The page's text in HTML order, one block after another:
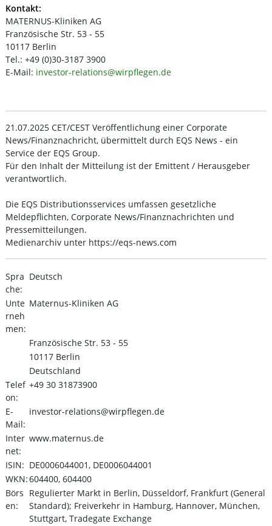
Kontakt:
MATERNUS-Kliniken AG
Französische Str. 53 - 55
10117 Berlin
Tel.: +49 (0)30-3187 3900
E-Mail: investor-relations@wirpflegen.de
21.07.2025 CET/CEST Veröffentlichung einer Corporate
News/Finanznachricht, übermittelt durch EQS News - ein
Service der EQS Group.
Für den Inhalt der Mitteilung ist der Emittent / Herausgeber
verantwortlich.
Die EQS Distributionsservices umfassen gesetzliche
Meldepflichten, Corporate News/Finanznachrichten und
Pressemitteilungen.
Medienarchiv unter https://eqs-news.com
Spra
che:
Deutsch
Unte
rneh
men:
Maternus-Kliniken AG
Französische Str. 53 - 55
10117 Berlin
Deutschland
Telef
on:
+49 30 31873900
E-
Mail:
investor-relations@wirpflegen.de
Inter
net:
www.maternus.de
ISIN: DE0006044001, DE0006044001
WKN:604400, 604400
Börs
en:
Regulierter Markt in Berlin, Düsseldorf, Frankfurt (General
Standard); Freiverkehr in Hamburg, Hannover, München,
Stuttgart, Tradegate Exchange